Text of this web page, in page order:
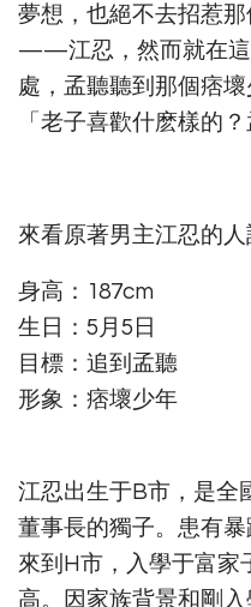
夢想，也絕不去招惹
——江忍，然而就在這
處，孟聽聽到那個痞
「老子喜歡什麽樣的
來看原著男主江忍的人
身高：187cm
生日：5月5日
目標：追到孟聽
形象：痞壞少年
江忍出生于B市，是全
董事長的獨子。患有
來到H市，入學于富
高。因家族背景和剛